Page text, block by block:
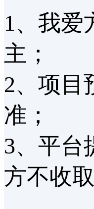
1、我爱
主；
2、项目
准；
3、平台
方不收